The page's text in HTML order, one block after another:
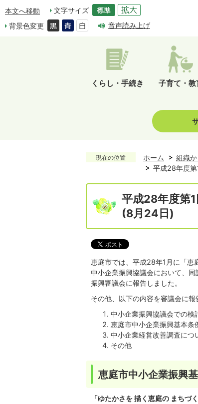
本文へ移動
文字サイズ
背景色変更
音声読み上げ
くらし・手続き 子育て・教
現在の位置 ホーム 組織
平成28年度
平成28年度第
(8月24日)
恵庭市では、平成28年1月に「恵
中小企業振興協議会において、
振興審議会に報告しました。
その他、以下の内容を審議会に報
中小企業振興協議会での検
恵庭市中小企業振興基本条
中小企業経営改善調査につ
その他
恵庭市中小企業振興
「ゆたかさを 描く恵庭の まちづく